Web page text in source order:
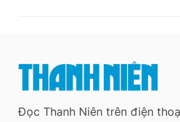
Đọc Thanh Niên trên điện